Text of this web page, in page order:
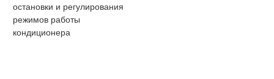
остановки и регулирования
режимов работы
кондиционера